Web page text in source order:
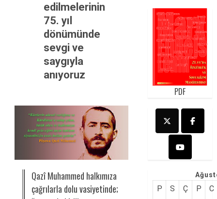
edilmelerinin
75. yıl
dönümünde
sevgi ve
saygıyla
anıyoruz
Qazî Muhammed halkımıza
çağrılarla dolu vasiyetinde;
PDF
P S Ç P C